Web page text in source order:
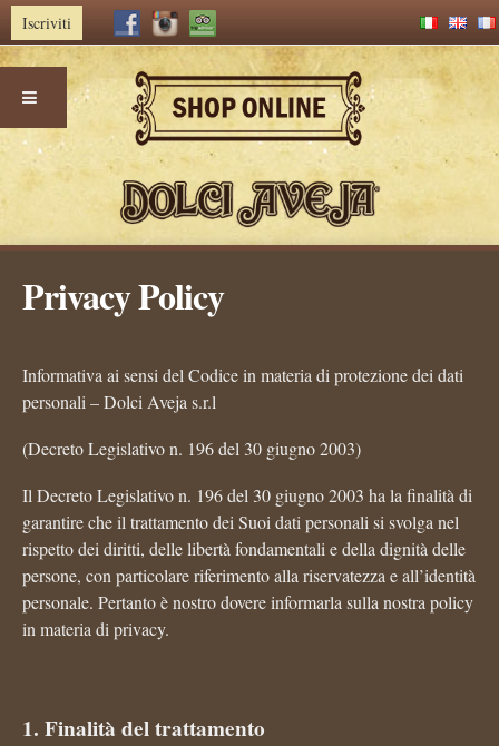
Iscriviti
contentPrivacy Policy
Informativa ai sensi del Codice in materia di protezione dei dati
personali – Dolci Aveja s.r.l
(Decreto Legislativo n. 196 del 30 giugno 2003)
Il Decreto Legislativo n. 196 del 30 giugno 2003 ha la finalità di
garantire che il trattamento dei Suoi dati personali si svolga nel
rispetto dei diritti, delle libertà fondamentali e della dignità delle
persone, con particolare riferimento alla riservatezza e all’identità
personale. Pertanto è nostro dovere informarla sulla nostra policy
in materia di privacy.
1. Finalità del trattamento